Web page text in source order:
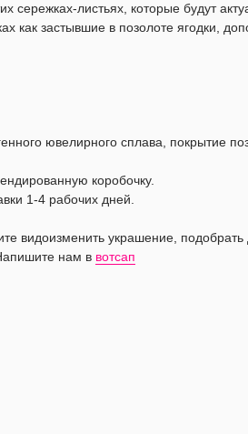
сережках-листьях, которые будут
как застывшие в позолоте ягодки,
ювелирного сплава, покрытие
коробочку.
1-4 рабочих дней.
видоизменить украшение,
нам в вотсап